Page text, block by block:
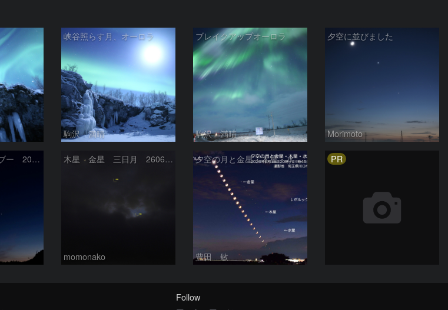
峡谷照らす月、オーロラ
駒沢 満晴
ブレイクアップオーロラ
駒沢 満晴
夕空に並びました
Morimoto
月と惑星のランデブー 2026/06/19 木星 金星 三日月 260618
momonako
夕空の月と金星・木星・水星の接近 2026/6/18
豊田 敏
PR
Follow